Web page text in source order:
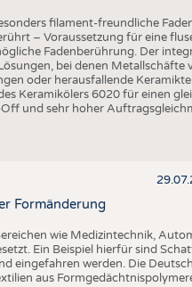
filament-freundliche
– Voraussetzung für eine
Fadenberührung. Der
bei denen Metallschäfte
oder herausfallende
Keramikölers 6020 für einen
und sehr hoher
Formänderung
wie Medizintechnik,
Ein Beispiel hierfür sind
eingefahren werden. Die
aus